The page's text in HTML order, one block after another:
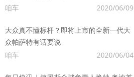
咱车
2020/06/09
大众真不懂标杆？即将上市的全新一代大
众帕萨特有话要说
咱车
2020/06/04